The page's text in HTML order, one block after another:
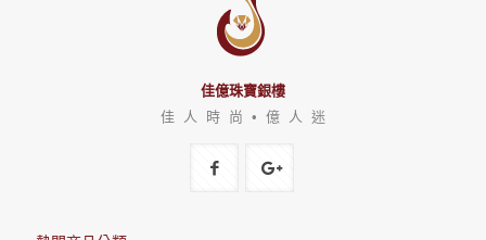
佳億珠寶銀樓
佳 人 時 尚 • 億 人 迷